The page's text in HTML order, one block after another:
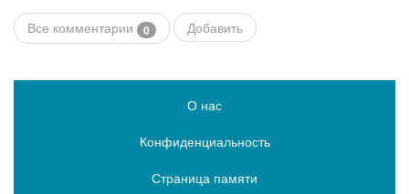
Все комментарии 0 Добавить
О нас
Конфиденциальность
Страница памяти